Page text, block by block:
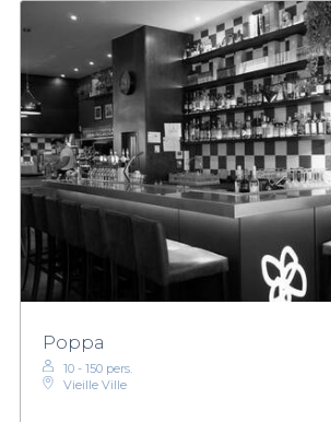
Poppa
10 - 150 pers.
Vieille Ville